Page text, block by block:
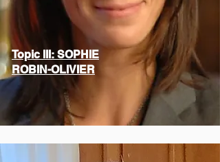
Topic III: SOPHIE
ROBIN-OLIVIER
Rapporteurs généraux